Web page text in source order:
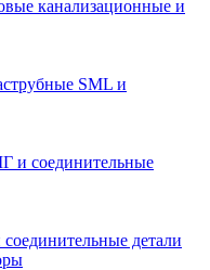
канализационные и
SML и
и соединительные
детали